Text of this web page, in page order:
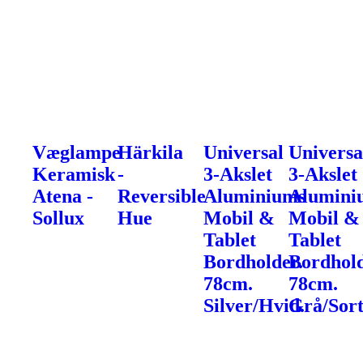
Væglampe
Keramisk
Atena -
Sollux
Härkila
-
Reversible
Hue
Universal
3-Akslet
Aluminiums
Mobil &
Tablet
Bordholder.
78cm.
Silver/Hvid.
3-Akslet
Mobil &
Tablet
78cm.
Grå/